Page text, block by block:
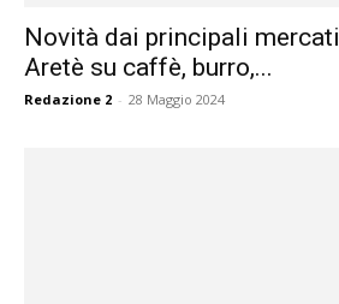
Novità dai principali
Aretè su caffè, burro,...
Redazione 2 - 28 Maggio 2024